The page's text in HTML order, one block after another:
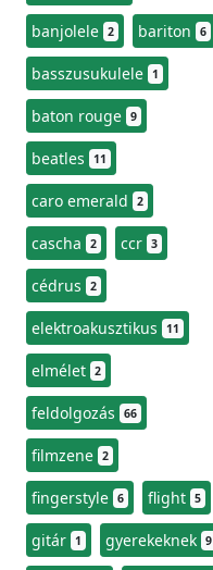
banjolele 2 bariton 6
basszusukulele 1
baton rouge 9
beatles 11
caro emerald 2
cascha 2 ccr 3
cédrus 2
elektroakusztikus 11
elmélet 2
feldolgozás 66
filmzene 2
fingerstyle 6 flight 5
gitár 1 gyerekeknek 9